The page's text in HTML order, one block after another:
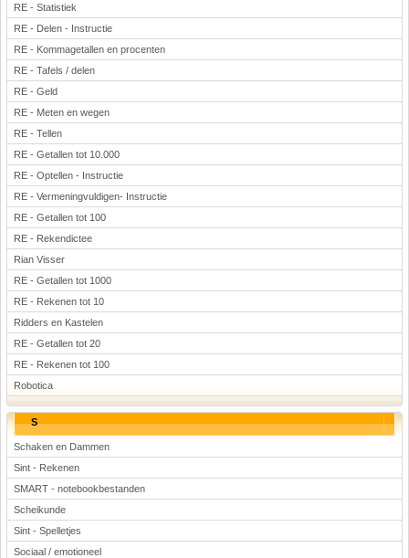
RE - Statistiek
RE - Delen - Instructie
RE - Kommagetallen en procenten
RE - Tafels / delen
RE - Geld
RE - Meten en wegen
RE - Tellen
RE - Getallen tot 10.000
RE - Optellen - Instructie
RE - Vermeningvuldigen- Instructie
RE - Getallen tot 100
RE - Rekendictee
Rian Visser
RE - Getallen tot 1000
RE - Rekenen tot 10
Ridders en Kastelen
RE - Getallen tot 20
RE - Rekenen tot 100
Robotica
S
Schaken en Dammen
Sint - Rekenen
SMART - notebookbestanden
Scheikunde
Sint - Spelletjes
Sociaal / emotioneel